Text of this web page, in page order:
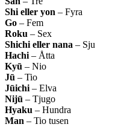
Shi eller yon – Fyra
Go – Fem
Roku – Sex
Shichi eller nana – Sju
Hachi – Åtta
Kyū – Nio
Jū – Tio
Jūichi – Elva
Nijū – Tjugo
Hyaku – Hundra
Man – Tio tusen